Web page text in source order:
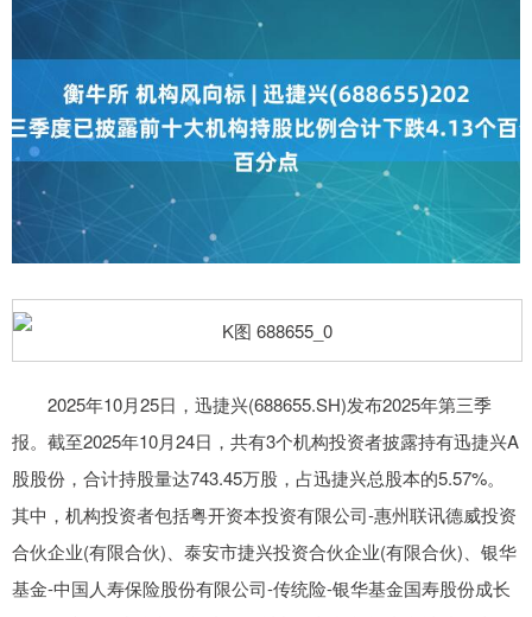
2025年10月25日，迅捷兴(688655.SH)发布2025年第三季
报。截至2025年10月24日，共有3个机构投资者披露持有迅捷兴A
股股份，合计持股量达743.45万股，占迅捷兴总股本的5.57%。
其中，机构投资者包括粤开资本投资有限公司-惠州联讯德威投资
合伙企业(有限合伙)、泰安市捷兴投资合伙企业(有限合伙)、银华
基金-中国人寿保险股份有限公司-传统险-银华基金国寿股份成长